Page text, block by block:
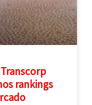
rankings